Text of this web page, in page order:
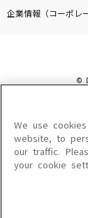
企業情報（コーポレ
©
このサイトに掲載さ
を問わず、著作権法
を禁じます。
楽曲及びコンテンツ
楽曲及びコンテンツの
We use
website, to
our traffic.
your cookie